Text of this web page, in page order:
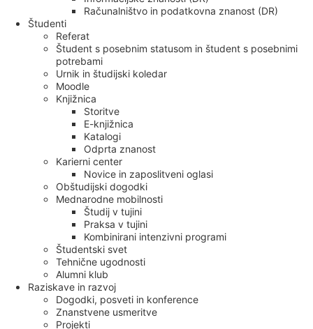
Računalništvo in podatkovna znanost (DR)
Študenti
Referat
Študent s posebnim statusom in študent s posebnimi
potrebami
Urnik in študijski koledar
Moodle
Knjižnica
Storitve
E-knjižnica
Katalogi
Odprta znanost
Karierni center
Novice in zaposlitveni oglasi
Obštudijski dogodki
Mednarodne mobilnosti
Študij v tujini
Praksa v tujini
Kombinirani intenzivni programi
Študentski svet
Tehnične ugodnosti
Alumni klub
Raziskave in razvoj
Dogodki, posveti in konference
Znanstvene usmeritve
Projekti